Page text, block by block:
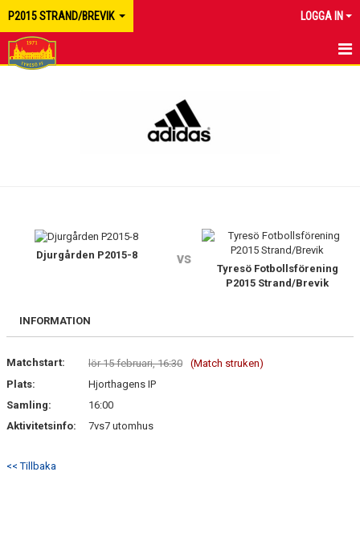
P2015 STRAND/BREVIK LOGGA IN
BILDGALLERI
KONTAKT
Djurgården P2015-8 vs
Tyresö Fotbollsförening
P2015 Strand/Brevik
INFORMATION
Matchstart: lör 15 februari, 16:30
(Match struken)
Plats:
Hjorthagens IP
Samling:
16:00
Aktivitetsinfo:
7vs7 utomhus
<< Tillbaka